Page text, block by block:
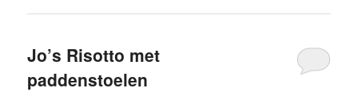
Jo’s Risotto met
paddenstoelen